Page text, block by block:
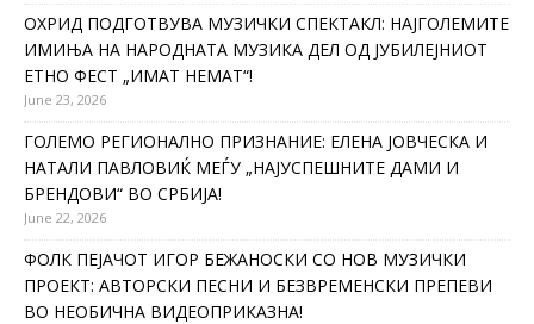
ОХРИД ПОДГОТВУВА МУЗИЧКИ СПЕКТАКЛ: НАЈГОЛЕМИТЕ
ИМИЊА НА НАРОДНАТА МУЗИКА ДЕЛ ОД ЈУБИЛЕЈНИОТ
ЕТНО ФЕСТ „ИМАТ НЕМАТ“!
June 23, 2026
ГОЛЕМО РЕГИОНАЛНО ПРИЗНАНИЕ: ЕЛЕНА ЈОВЧЕСКА И
НАТАЛИ ПАВЛОВИЌ МЕЃУ „НАЈУСПЕШНИТЕ ДАМИ И
БРЕНДОВИ“ ВО СРБИЈА!
June 22, 2026
ФОЛК ПЕЈАЧОТ ИГОР БЕЖАНОСКИ СО НОВ МУЗИЧКИ
ПРОЕКТ: АВТОРСКИ ПЕСНИ И БЕЗВРЕМЕНСКИ ПРЕПЕВИ
ВО НЕОБИЧНА ВИДЕОПРИКАЗНА!